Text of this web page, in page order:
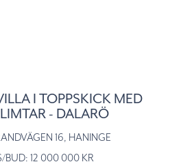
I TOPPSKICK MED
- DALARÖ
16, HANINGE
BUD: 12 000 000 KR